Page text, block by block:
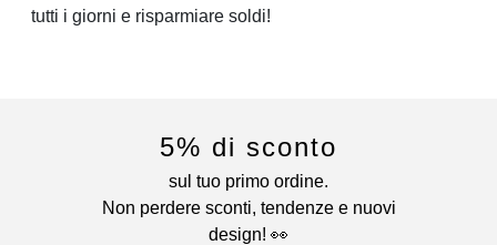
tutti i giorni e risparmiare soldi!
5% di sconto
sul tuo primo ordine.
Non perdere sconti, tendenze e nuovi
design! 👀